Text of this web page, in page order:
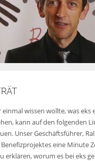
wissen wollte, was eks
kann auf den folgenden
Unser Geschäftsführer,
eine Minute
erklären, worum es bei eks